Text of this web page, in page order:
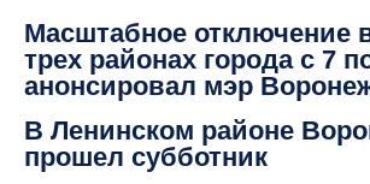
Масштабное отключение
трех районах города с 7
анонсировал мэр
В Ленинском районе
прошел субботник